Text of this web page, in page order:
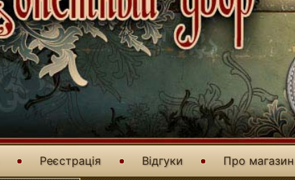
Реєстрація Відгуки Про магазин